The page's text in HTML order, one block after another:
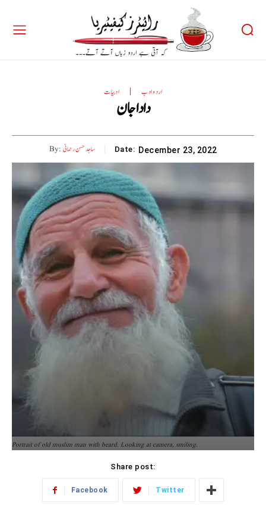
ادبیات اردو ادب
دادا جان
By: ساجد حسن رحمانی Date: December 23, 2022
Portrait of old muslim man with beard. Looking at camera, smiling.
Share post:
Facebook Twitter